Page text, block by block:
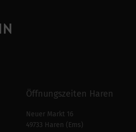
Öffnungszeiten Haren
Neuer Markt 16
49733 Haren (Ems)